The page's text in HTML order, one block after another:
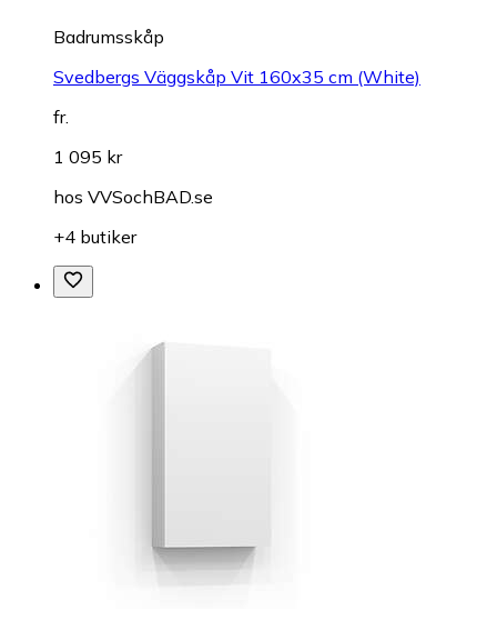
Badrumsskåp
Svedbergs Väggskåp Vit 160x35 cm (White)
fr.
1 095 kr
hos VVSochBAD.se
+4 butiker